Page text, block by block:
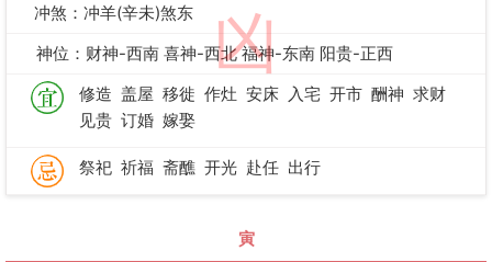
凶
冲煞：冲羊(辛未)煞东
神位：财神-西南 喜神-西北 福神-东南 阳贵-正西
修造 盖屋 移徙 作灶 安床 入宅 开市 酬神 求财
见贵 订婚 嫁娶
祭祀 祈福 斋醮 开光 赴任 出行
寅